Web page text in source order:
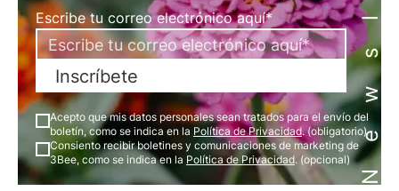
Escribe tu correo electrónico aquí*
Inscríbete
Acepto que mis datos personales sean tratados para el envío del
boletín, como se indica en la Política de Privacidad. (obligatorio)
Consiento recibir boletines y comunicaciones de marketing de
3Bee, como se indica en la Política de Privacidad. (opcional)